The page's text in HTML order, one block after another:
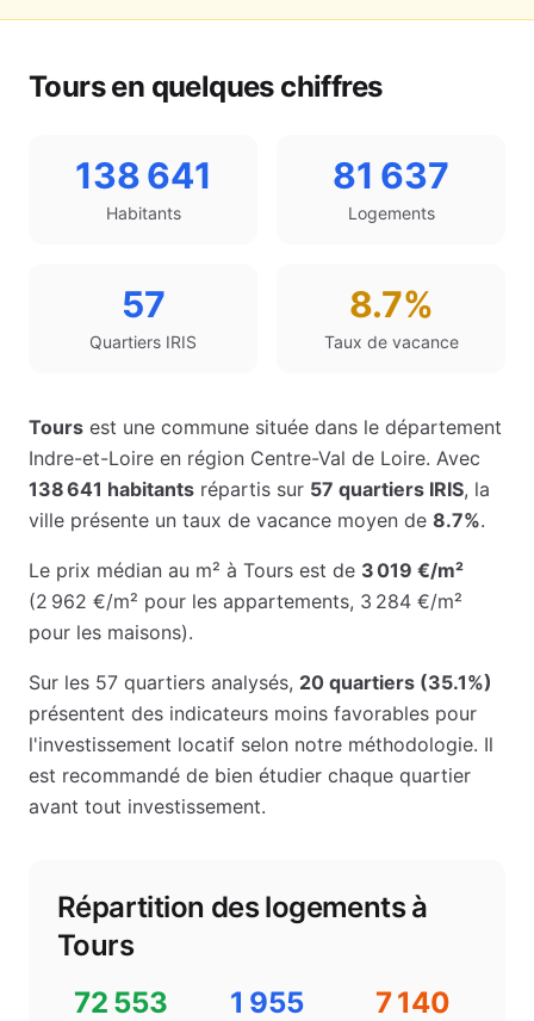
Toursen quelques chiffres
138 641
Habitants
81 637
Logements
57
Quartiers IRIS
8.7%
Taux de vacance
Tours est une commune située dans le département
Indre-et-Loire en région Centre-Val de Loire. Avec
138 641 habitants répartis sur 57 quartiers IRIS, la
ville présente un taux de vacance moyen de 8.7%.
Le prix médian au m² à Tours est de 3 019 €/m²
(2 962 €/m² pour les appartements, 3 284 €/m²
pour les maisons).
Sur les 57 quartiers analysés, 20 quartiers (35.1%)
présentent des indicateurs moins favorables pour
l'investissement locatif selon notre méthodologie. Il
est recommandé de bien étudier chaque quartier
avant tout investissement.
Répartition des logements à
Tours
72 553
1 955 7 140